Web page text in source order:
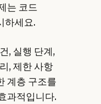
는 코드
하세요.
, 실행 단계,
, 제한 사항
계층 구조를
과적입니다.